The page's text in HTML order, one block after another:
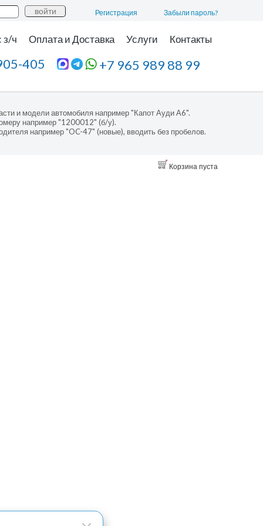
Забыли пароль?
Регистрация
Контакты
Услуги
Оплата и Доставка
з/ч
+7 965 989 88 99
405
и модели автомобиля например "Капот Ауди А6".
например "1200012" (б/у).
например "OC-47" (новые), вводить без пробелов.
Корзина пуста